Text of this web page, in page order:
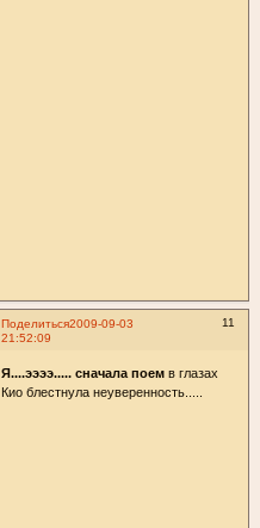
Поделиться 11
2009-09-03
21:52:09
Я....ээээ..... сначала поемв глазах
Кио блестнула неуверенность.....